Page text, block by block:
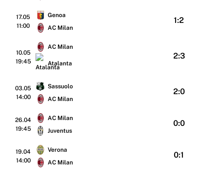
17.05
11:00
Genoa
AC Milan
1:2
10.05
19:45
AC Milan
Atalanta
2:3
03.05
14:00
Sassuolo
AC Milan
2:0
26.04
19:45
AC Milan
Juventus
0:0
19.04
14:00
Verona
AC Milan
0:1